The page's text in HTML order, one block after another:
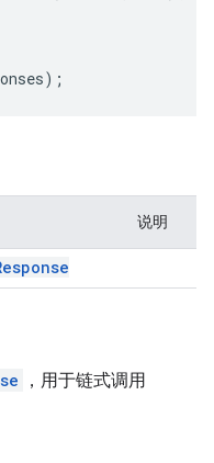
);
说明
，用于链式调用